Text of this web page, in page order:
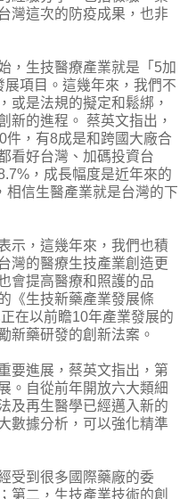
灣這次的防疫成果，也非
，生技醫療產業就是「5加
項目。這幾年來，我們不
或是法規的擬定和鬆綁，
新的進程。 蔡英文指出，
件，有8成是和跨國大廠合
看好台灣、加碼投資台
，成長幅度是近年來的
相信生醫產業就是台灣的下
示，這幾年來，我們也積
灣的醫療生技產業創造更
會提高醫療和照護的品
《生技新藥產業發展條
在以前瞻10年產業發展的
新藥研發的創新法案。
要進展，蔡英文指出，第
。自從前年開放六大類細
及再生醫學已經邁入新的
數據分析，可以強化精準
受到很多國際藥廠的委
第二，生技產業技術的創